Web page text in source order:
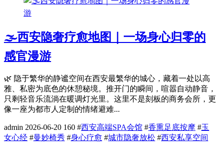
🌫️西安隐奢疗愈地图｜一场身心归零的
感官漫游
🌿 隐于繁华的静谧空间在西安最繁华的城心，藏着一处以高
雅、私密为底色的休憩秘境。推开门的瞬间，喧嚣自动静音，
只剩轻音乐流淌在暖调灯光里。这里不是刻板的商务会所，更
像一座为都市人定制的情绪避难...
admin 2026-06-20 160 #西安高端SPA会馆 #香熏足底按摩 #玉
女心经 #曼妙椅秀 #身心疗愈 #城市隐奢放松 #西安私享空间